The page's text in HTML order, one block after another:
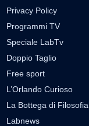
Privacy Policy
Programmi TV
Speciale LabTv
Doppio Taglio
Free sport
L’Orlando Curioso
La Bottega di Filosofia
Labnews